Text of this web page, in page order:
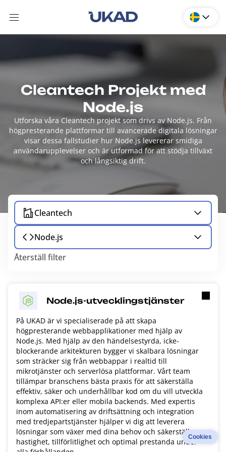
Cleantech Projekt med
Node.js
Utforska våra Cleantech projekt som drivs av Node.js. Från
högpresterande plattformar till avancerade digitala lösningar
visar dessa fallstudier hur Node.js levererar smidiga
användarupplevelser och är utformad för att stödja tillväxt
och långsiktig drift.
Cleantech
Node.js
Återställ filter
Node.js-utvecklingstjänster
På UKAD är vi specialiserade på att skapa
högpresterande webbapplikationer med hjälp av
Node.js. Med hjälp av den händelsestyrda, icke-
blockerande arkitekturen bygger vi skalbara lösningar
som sträcker sig från webbappar i realtid till
mikrotjänster och serverlösa plattformar. Vårt team
tillämpar branschens bästa praxis för att säkerställa
effektiv, säker och underhållbar kod om du vill utveckla
komplexa API:er eller mobila backends. Med expertis
inom automatisering av driftsättning och integration
med tredjepartstjänster hjälper vi dig att leverera
lösningar som växer med dina behov och säkerställer
hastighet, tillförlitlighet och optimal prestanda underCookies